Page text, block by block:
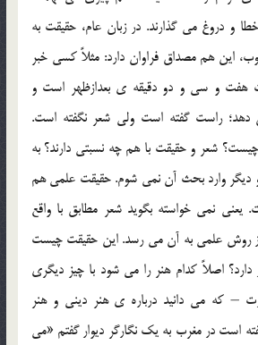
و دروغ می گذارند. در زبان عام، حقیقت به
این هم مصداق فراوان دارد: مثلاً کسی خبر
هفت و سی و دو دقیقه ی بعدازظهر است و
راست گفته است ولی شعر نگفته است.
شعر و حقیقت با هم چه نسبتی دارند؟ به
دیگر وارد بحث آن نمی شوم. حقیقت علمی هم
یعنی نمی خواسته بگوید شعر مطابق با واقع
روش علمی به آن می رسد. این حقیقت چیست
اصلاً کدام هنر را می شود با چیز دیگری
– که می دانید درباره ی هنر دینی و هنر
است در مغرب به یک نگارگر دیوار گفتم «می